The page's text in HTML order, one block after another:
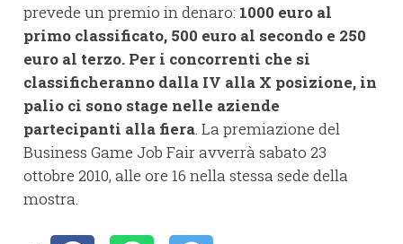
prevede un premio in denaro: 1000 euro al
primo classificato, 500 euro al secondo e 250
euro al terzo. Per i concorrenti che si
classificheranno dalla IV alla X posizione, in
palio ci sono stage nelle aziende
partecipanti alla fiera. La premiazione del
Business Game Job Fair avverrà sabato 23
ottobre 2010, alle ore 16 nella stessa sede della
mostra.